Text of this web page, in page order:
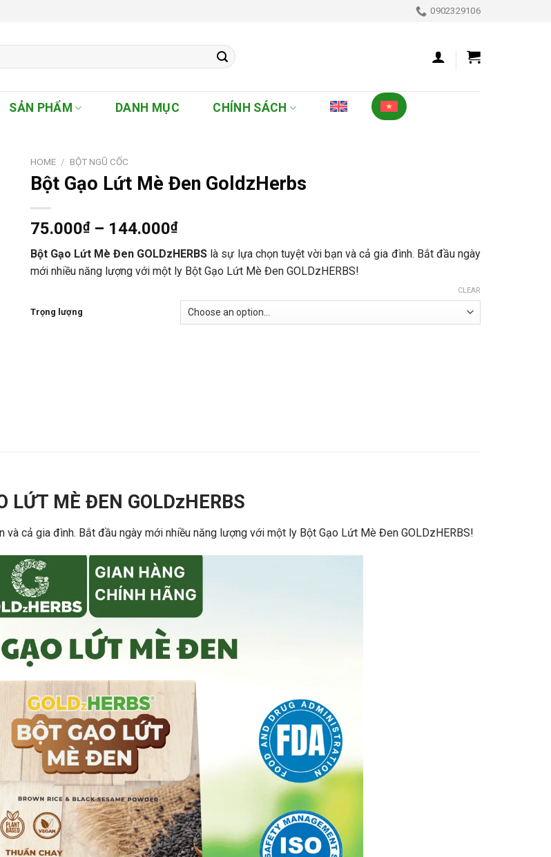
0902329106
SẢN PHẨM DANH MỤC CHÍNH SÁCH
HOME / BỘT NGŨ CỐC
Bột Gạo Lứt Mè Đen GoldzHerbs
75.000₫ – 144.000₫Price
range:
75.000₫
through
Bột Gạo Lứt Mè Đen GOLDzHERBS là sự lựa chọn tuyệt vời bạn và cả gia đình. Bắt đầu ngày
mới nhiều năng lượng với một ly Bột Gạo Lứt Mè Đen GOLDzHERBS!
Trọng lượng
CLEAR
LỨT MÈ ĐEN GOLDzHERBS
và cả gia đình. Bắt đầu ngày mới nhiều năng lượng với một ly Bột Gạo Lứt Mè Đen GOLDzHERBS!